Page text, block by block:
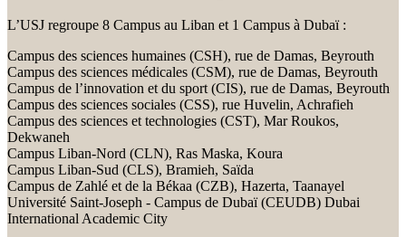
L’USJ regroupe 8 Campus au Liban et 1 Campus à Dubaï :
Campus des sciences humaines (CSH), rue de Damas, Beyrouth
Campus des sciences médicales (CSM), rue de Damas, Beyrouth
Campus de l’innovation et du sport (CIS), rue de Damas, Beyrouth
Campus des sciences sociales (CSS), rue Huvelin, Achrafieh
Campus des sciences et technologies (CST), Mar Roukos,
Dekwaneh
Campus Liban-Nord (CLN), Ras Maska, Koura
Campus Liban-Sud (CLS), Bramieh, Saïda
Campus de Zahlé et de la Békaa (CZB), Hazerta, Taanayel
Université Saint-Joseph - Campus de Dubaï (CEUDB) Dubai
International Academic City